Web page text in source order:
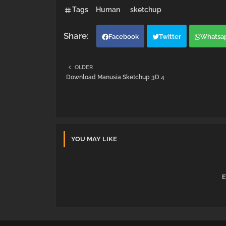
Tags Human sketchup
Facebook Twitter
OLDER
Download Manusia Sketchup 3D 4
YOU MAY LIKE